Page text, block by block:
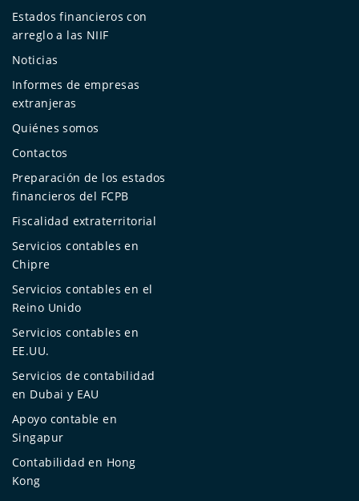
Estados financieros con
arreglo a las NIIF
Noticias
Informes de empresas
extranjeras
Quiénes somos
Contactos
Preparación de los estados
financieros del FCPB
Fiscalidad extraterritorial
Servicios contables en
Chipre
Servicios contables en el
Reino Unido
Servicios contables en
EE.UU.
Servicios de contabilidad
en Dubai y EAU
Apoyo contable en
Singapur
Contabilidad en Hong
Kong